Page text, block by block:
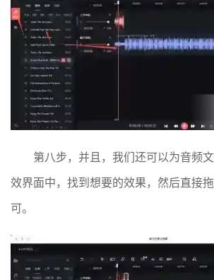
第八步，并且，我们还可以为音频
效界面中，找到想要的效果，然后直接
可。